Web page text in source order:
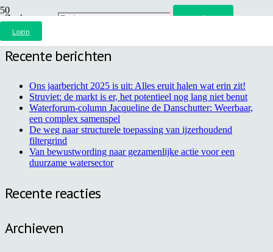
Login
Zoeken naar:
Recente berichten
Ons jaarbericht 2025 is uit: Alles eruit halen wat erin zit!
Struviet: de markt is er, het potentieel nog lang niet benut
Waterforum-column Jacqueline de Danschutter: Weerbaar,
een complex samenspel
De weg naar structurele toepassing van ijzerhoudend
filtergrind
Van bewustwording naar gezamenlijke actie voor een
duurzame watersector
Recente reacties
Archieven